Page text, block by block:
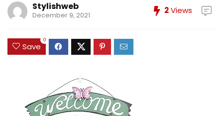
Stylishweb
December 9, 2021 2Views
Save
0